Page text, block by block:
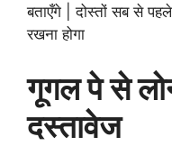
बताएँगे | दोस्तों सब से
रखना होगा
गूगल पे से
दस्तावेज